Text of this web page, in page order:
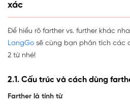
xác
Để hiểu rõ farther vs. further khác
LangGo sẽ cùng bạn phân tích các
2 từ nhé!
2.1. Cấu trúc và cách dùng
Farther là tính từ